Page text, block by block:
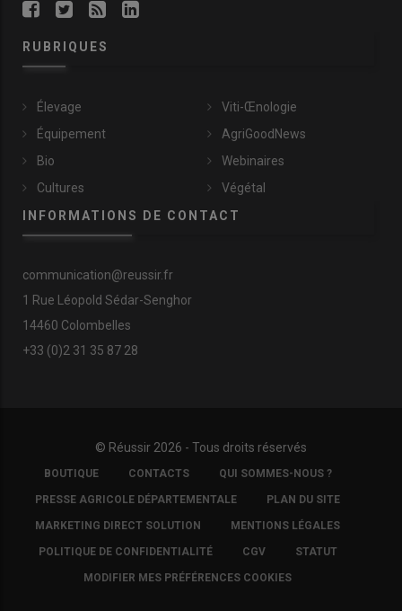
RUBRIQUES
Élevage
Équipement
Bio
Cultures
Viti-Œnologie
AgriGoodNews
Webinaires
Végétal
INFORMATIONS DE CONTACT
communication@reussir.fr
1 Rue Léopold Sédar-Senghor
14460 Colombelles
+33 (0)2 31 35 87 28
© Réussir 2026 - Tous droits réservés
FOOTER
COPYRIGHT
BOUTIQUE CONTACTS QUI SOMMES-NOUS ?
PRESSE AGRICOLE DÉPARTEMENTALE PLAN DU SITE
MARKETING DIRECT SOLUTION MENTIONS LÉGALES
POLITIQUE DE CONFIDENTIALITÉ CGV STATUT
MODIFIER MES PRÉFÉRENCES COOKIES